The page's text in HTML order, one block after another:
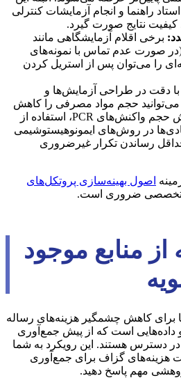
استاد راهنما و انجام آزمایشات کنترلی
نتایج صورت گیرد.
برخی اقلام آزمایشگاهی مانند
(در صورت عدم تماس با نمونه‌های
را می‌توان پس از استریل کردن
با دقت در طراحی آزمایش‌ها و
می‌توانید حجم مواد مصرفی را کاهش
دهید. برای مثال، کاهش حجم واکنش‌های PCR، استفاده از
در روش‌های ایمونوهیستوشیمی
رساندن تکرار غیرضروری
اصول بهینه‌سازی پروتکل‌های
تخصصی ضروری است.
از منابع موجود
برای کاهش چشمگیر هزینه‌های رساله
و داده‌هایی است که از پیش جمع‌آوری
دسترس هستند. این رویکرد به شما
هزینه‌های گزاف برای جمع‌آوری
مهم پاسخ دهید.